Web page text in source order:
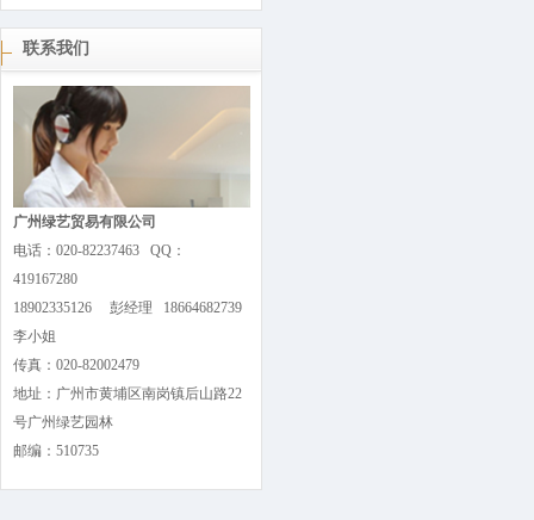
联系我们
广州绿艺贸易有限公司
电话：020-82237463 QQ：
419167280
18902335126 彭经理 18664682739
李小姐
传真：020-82002479
地址：广州市黄埔区南岗镇后山路22
号广州绿艺园林
邮编：510735